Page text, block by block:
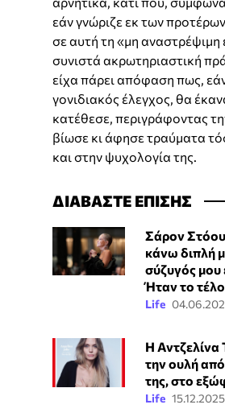
εάν γνώριζε εκ των
σε αυτή τη «μη
συνιστά ακρωτηριαστική
είχα πάρει απόφαση πως,
γονιδιακός έλεγχος, θα
κατέθεσε, περιγράφοντας
βίωσε κι άφησε τραύματα
και στην ψυχολογία της.
ΔΙΑΒΑΣΤΕ ΕΠΙΣΗΣ
Σάρον
κάνω διπλή
σύζυγός μου
Ήταν το
Life
Η Αντζελίνα
την ουλή
της, στο
Life